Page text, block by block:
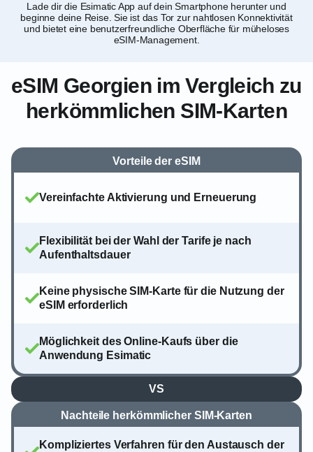
Lade dir die Esimatic App auf dein Smartphone herunter und
beginne deine Reise. Sie ist das Tor zur nahtlosen Konnektivität
und bietet eine benutzerfreundliche Oberfläche für müheloses
eSIM-Management.
eSIM Georgien im Vergleich zu
herkömmlichen SIM-Karten
Vorteile der eSIM
Vereinfachte Aktivierung und Erneuerung
Flexibilität bei der Wahl der Tarife je nach
Aufenthaltsdauer
Keine physische SIM-Karte für die Nutzung der
eSIM erforderlich
Möglichkeit des Online-Kaufs über die
Anwendung Esimatic
VS
Nachteile herkömmlicher SIM-Karten
Kompliziertes Verfahren für den Austausch der